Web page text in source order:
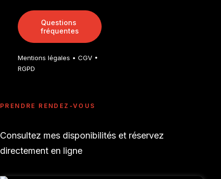
Questions
fréquentes
Mentions légales • CGV •
RGPD
PRENDRE RENDEZ-VOUS
Consultez mes disponibilités et réservez
directement en ligne